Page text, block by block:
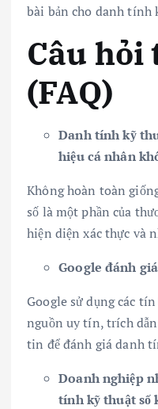
bài bản cho danh tính
Câu hỏi
(FAQ)
Danh tính kỹ
hiệu cá nhân
Không hoàn toàn
số là một phần của
hiện diện xác thực và
Google đánh
Google sử dụng các
nguồn uy tín, trích
tin để đánh giá danh
Doanh nghiệp
tính kỹ thuật số